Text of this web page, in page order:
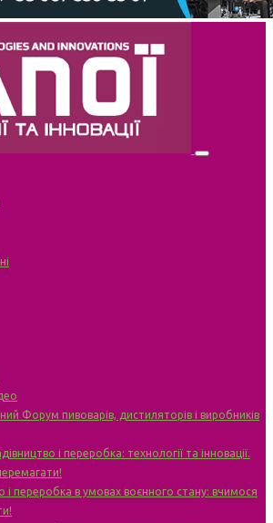
Форум пивоварів, дистиляторів і виробників
і переробка: технології та інновації.
і переробка в умовах воєнного стану: вчимося